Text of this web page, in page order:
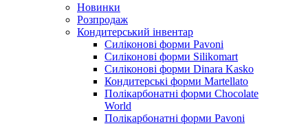
Новинки
Розпродаж
Кондитерський інвентар
Силіконові форми Pavoni
Силіконові форми Silikomart
Силіконові форми Dinara Kasko
Кондитерські форми Martellato
Полікарбонатні форми Chocolate
World
Полікарбонатні форми Pavoni